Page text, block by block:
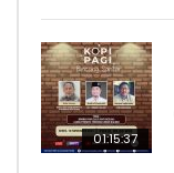
01:15:37